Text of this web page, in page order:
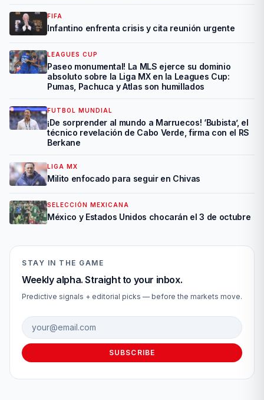
FIFA
Infantino enfrenta crisis y cita reunión urgente
LEAGUES CUP
Paseo monumental! La MLS ejerce su dominio
absoluto sobre la Liga MX en la Leagues Cup:
Pumas, Pachuca y Atlas son humillados
FUTBOL MUNDIAL
¡De sorprender al mundo a Marruecos! ‘Bubista’, el
técnico revelación de Cabo Verde, firma con el RS
Berkane
LIGA MX
Milito enfocado para seguir en Chivas
SELECCIÓN MEXICANA
México y Estados Unidos chocarán el 3 de octubre
STAY IN THE GAME
Weekly alpha. Straight to your inbox.
Predictive signals + editorial picks — before the markets move.
Email address
SUBSCRIBE